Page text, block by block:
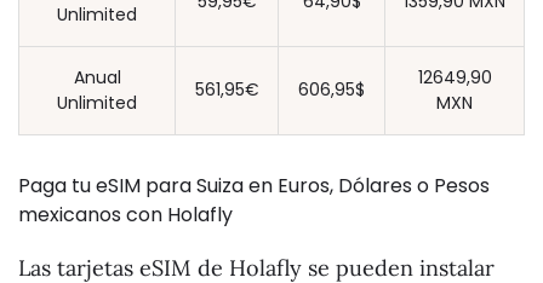
Unlimited
Anual
Unlimited
561,95€ 606,95$
12649,90
MXN
Paga tu eSIM para Suiza en Euros, Dólares o Pesos
mexicanos con Holafly
Las tarjetas eSIM de Holafly se pueden instalar